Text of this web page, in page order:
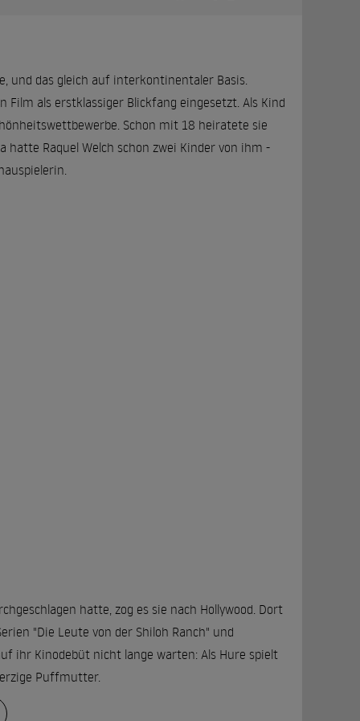
und das gleich auf interkontinentaler Basis.
Film als erstklassiger Blickfang eingesetzt. Als Kind
Schon mit 18 heiratete sie
hatte Raquel Welch schon zwei Kinder von ihm -
hatte, zog es sie nach Hollywood. Dort
"Die Leute von der Shiloh Ranch" und
ihr Kinodebüt nicht lange warten: Als Hure spielt
Puffmutter.